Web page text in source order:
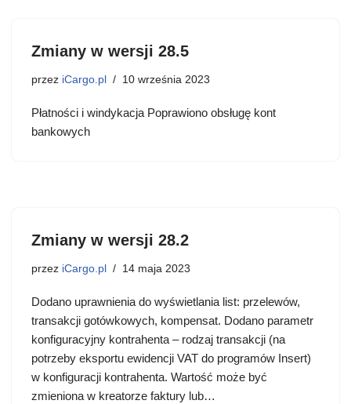
Zmiany w wersji 28.5
przez iCargo.pl 10 września 2023
Płatności i windykacja Poprawiono obsługę kont
bankowych
Zmiany w wersji 28.2
przez iCargo.pl 14 maja 2023
Dodano uprawnienia do wyświetlania list: przelewów,
transakcji gotówkowych, kompensat. Dodano parametr
konfiguracyjny kontrahenta – rodzaj transakcji (na
potrzeby eksportu ewidencji VAT do programów Insert)
w konfiguracji kontrahenta. Wartość może być
zmieniona w kreatorze faktury lub…